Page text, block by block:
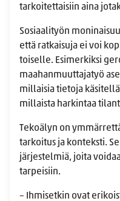
tarkoitettaisiin aina
Sosiaalityön
että ratkaisuja ei voi
toiselle. Esimerkiksi
maahanmuuttajatyö
millaisia tietoja
millaista harkintaa
Tekoälyn on
tarkoitus ja konteksti.
järjestelmiä, joita
tarpeisiin.
– Ihmisetkin ovat